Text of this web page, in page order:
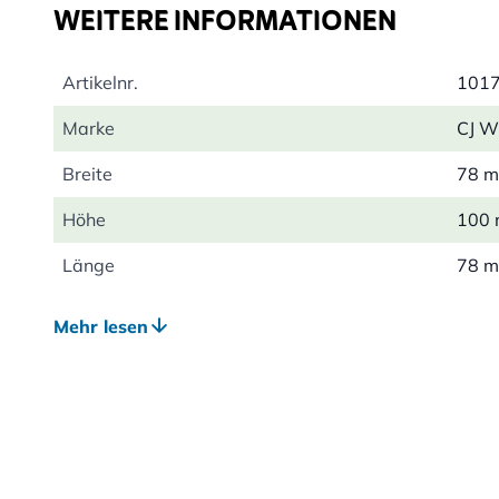
WEITERE INFORMATIONEN
Artikelnr.
Marke CJ
Breite 78
Höhe 100
Länge 78
Mehr lesen